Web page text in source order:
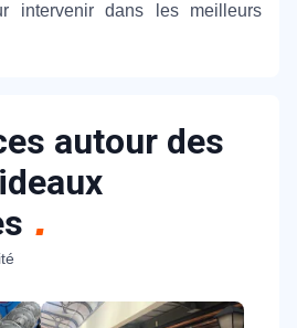
intervenir dans les meilleurs
autour des